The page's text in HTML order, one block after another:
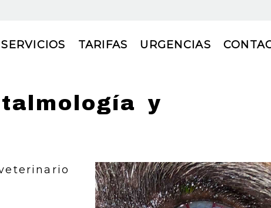
SERVICIOS TARIFAS URGENCIAS
y